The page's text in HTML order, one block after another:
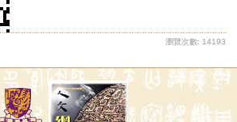
瀏覽次數: 14193